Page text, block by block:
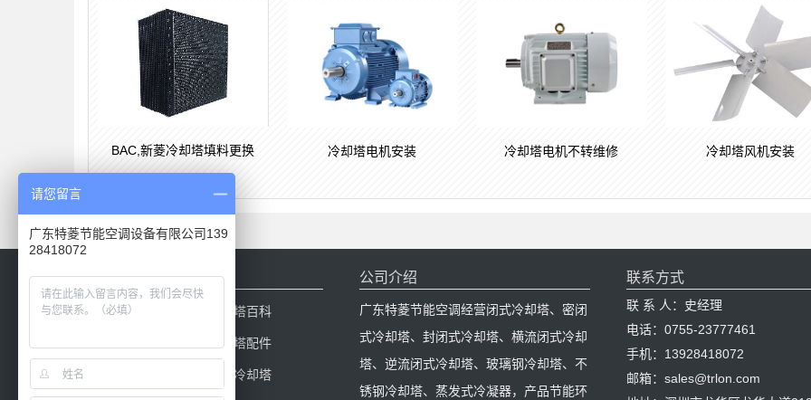
BAC,新菱冷却塔填料更换 冷却塔电机安装 冷却塔电机不转维修 冷却塔风机安装
网站导航
网站首页 冷却塔百科
冷却塔配件
闭式冷却塔
公司介绍
广东特菱节能空调经营闭式冷却塔、密闭
式冷却塔、封闭式冷却塔、横流闭式冷却
塔、逆流闭式冷却塔、玻璃钢冷却塔、不
锈钢冷却塔、蒸发式冷凝器，产品节能环
联系方式
联 系 人：史经理
电话：0755-23777461
手机：13928418072
邮箱：sales@trlon.com
请您留言
广东特菱节能空调设备有限公司139
28418072